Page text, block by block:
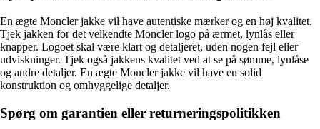
En ægte Moncler jakke vil have autentiske mærker og en høj kvalitet.
Tjek jakken for det velkendte Moncler logo på ærmet, lynlås eller
knapper. Logoet skal være klart og detaljeret, uden nogen fejl eller
udviskninger. Tjek også jakkens kvalitet ved at se på sømme, lynlåse
og andre detaljer. En ægte Moncler jakke vil have en solid
konstruktion og omhyggelige detaljer.
Spørg om garantien eller returneringspolitikken